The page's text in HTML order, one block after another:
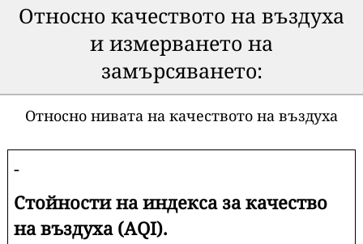
Относно качеството на въздуха
и измерването на
замърсяването:
Относно нивата на качеството на въздуха
-
Стойности на индекса за качество
на въздуха (AQI).